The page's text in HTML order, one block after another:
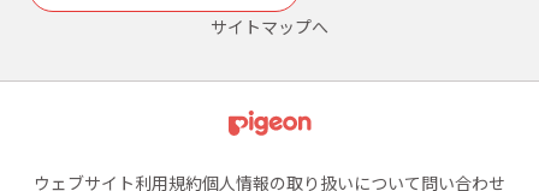
サイトマップへ
ウェブサイト利用規約個人情報の取り扱いについて問い合わせ